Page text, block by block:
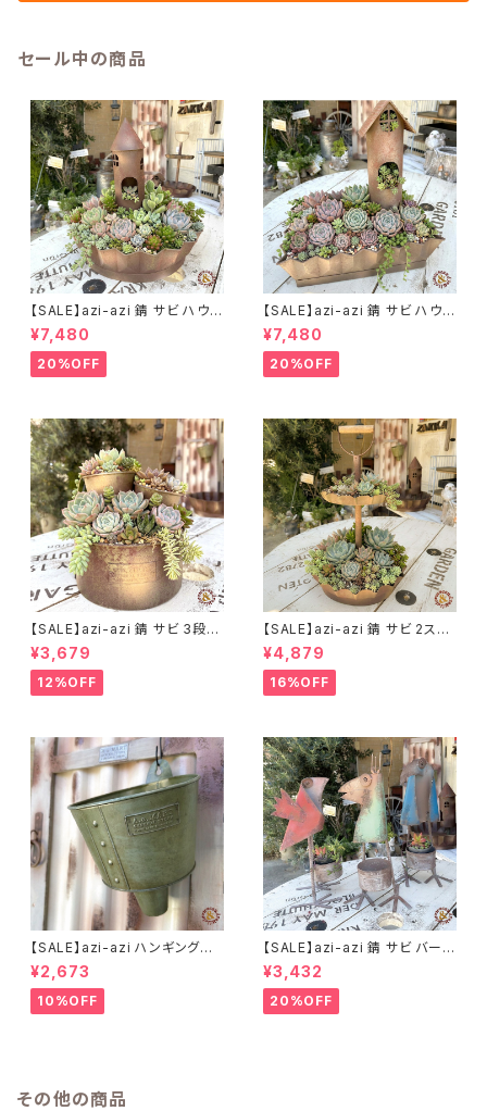
セール中の商品
【SALE】azi-azi 錆 サビ ハウス
プランター ラウンド 訳あり 特価
送料無料
¥7,480
20%OFF
【SALE】azi-azi 錆 サビ ハウス
プランター スクエア 訳あり 特
価 送料無料
¥7,480
20%OFF
【SALE】azi-azi 錆 サビ 3段シ
ャビー プランター
¥3,679
12%OFF
【SALE】azi-azi 錆 サビ 2ステ
ップ プランター
¥4,879
16%OFF
【SALE】azi-azi ハンギングブ
リキ漏斗プランターB
¥2,673
10%OFF
【SALE】azi-azi 錆 サビ バード
メタルプランター
¥3,432
20%OFF
その他の商品